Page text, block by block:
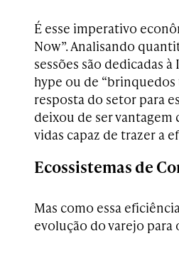
É esse imperativo
Now”. Analisando
sessões são dedicadas
hype ou de “brinquedos
resposta do setor para
deixou de ser
vidas capaz de trazer a
Ecossistemas de
Mas como essa
evolução do varejo para